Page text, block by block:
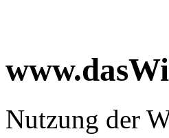
Nutzung der